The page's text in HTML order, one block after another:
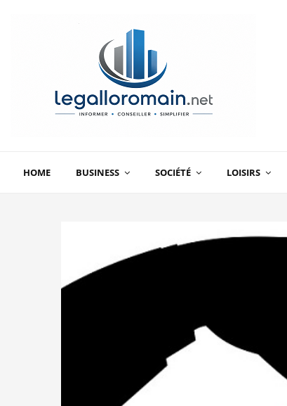
HOME BUSINESS SOCIÉTÉ LOISIRS